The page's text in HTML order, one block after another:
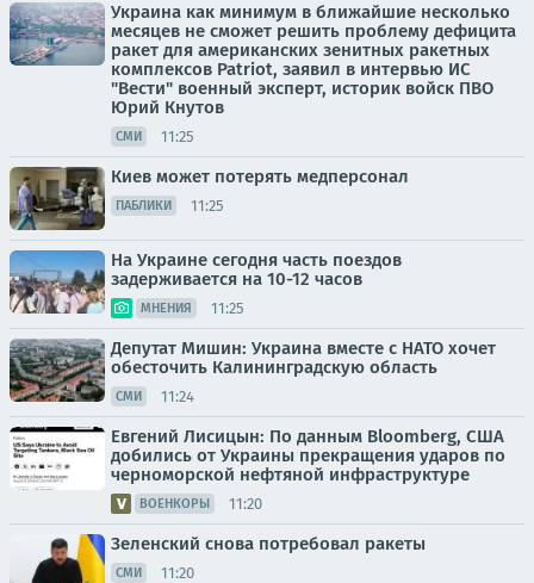
Украина как минимум в ближайшие несколько
месяцев не сможет решить проблему дефицита
ракет для американских зенитных ракетных
комплексов Patriot, заявил в интервью ИС
"Вести" военный эксперт, историк войск ПВО
Юрий Кнутов
СМИ 11:25
Киев может потерять медперсонал
ПАБЛИКИ 11:25
На Украине сегодня часть поездов
задерживается на 10-12 часов
МНЕНИЯ 11:25
Депутат Мишин: Украина вместе с НАТО хочет
обесточить Калининградскую область
СМИ 11:24
Евгений Лисицын: По данным Bloomberg, США
добились от Украины прекращения ударов по
черноморской нефтяной инфраструктуре
ВОЕНКОРЫ 11:20
Зеленский снова потребовал ракеты
СМИ 11:20